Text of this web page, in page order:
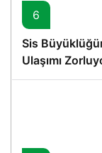
6
Sis
Ulaşımı